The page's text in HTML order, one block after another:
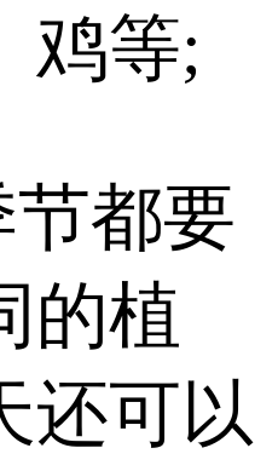
鸡等;
节都要
的植
还可以